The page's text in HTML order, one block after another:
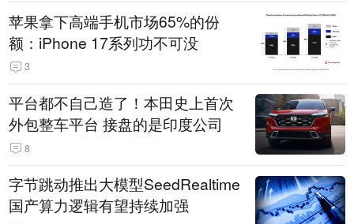
苹果拿下高端手机市场65%的份
额：iPhone 17系列功不可没
3
平台都不自己造了！本田史上首次
外包整车平台 接盘的是印度公司
8
字节跳动推出大模型SeedRealtime
国产算力逻辑有望持续加强